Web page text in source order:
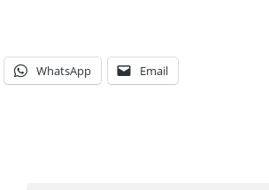
WhatsApp Email